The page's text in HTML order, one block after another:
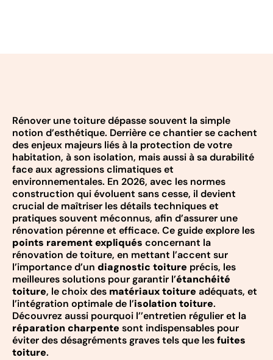
Rénover une toiture dépasse souvent la simple
notion d’esthétique. Derrière ce chantier se cachent
des enjeux majeurs liés à la protection de votre
habitation, à son isolation, mais aussi à sa durabilité
face aux agressions climatiques et
environnementales. En 2026, avec les normes
construction qui évoluent sans cesse, il devient
crucial de maîtriser les détails techniques et
pratiques souvent méconnus, afin d’assurer une
rénovation pérenne et efficace. Ce guide explore les
points rarement expliqués concernant la
rénovation de toiture, en mettant l’accent sur
l’importance d’un diagnostic toiture précis, les
meilleures solutions pour garantir l’étanchéité
toiture, le choix des matériaux toiture adéquats, et
l’intégration optimale de l’isolation toiture.
Découvrez aussi pourquoi l’’entretien régulier et la
réparation charpente sont indispensables pour
éviter des désagréments graves tels que lesfuites
toiture.